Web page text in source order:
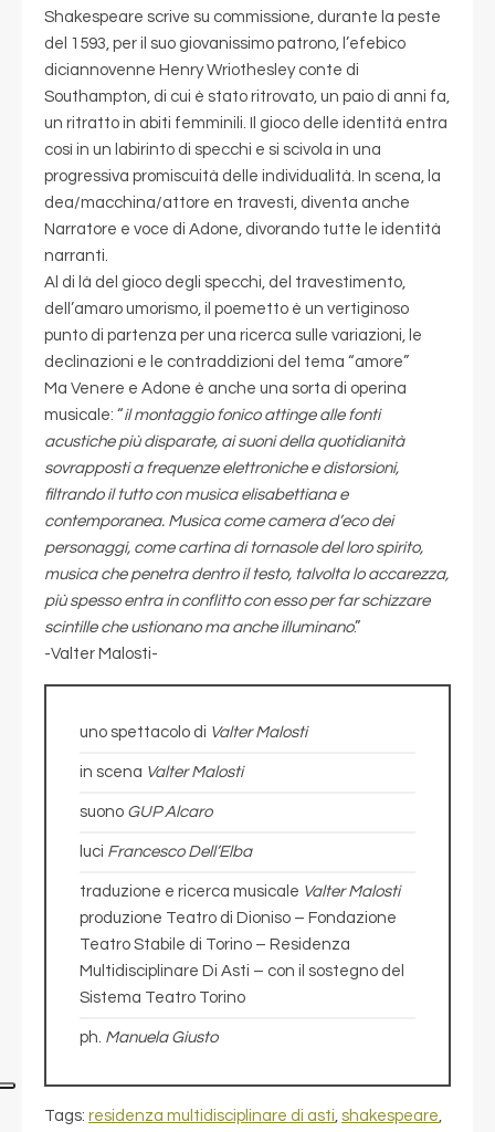
Shakespeare scrive su commissione, durante la peste
del 1593, per il suo giovanissimo patrono, l’efebico
diciannovenne Henry Wriothesley conte di
Southampton, di cui è stato ritrovato, un paio di anni fa,
un ritratto in abiti femminili. Il gioco delle identità entra
così in un labirinto di specchi e si scivola in una
progressiva promiscuità delle individualità. In scena, la
dea/macchina/attore en travesti, diventa anche
Narratore e voce di Adone, divorando tutte le identità
narranti.
Al di là del gioco degli specchi, del travestimento,
dell’amaro umorismo, il poemetto è un vertiginoso
punto di partenza per una ricerca sulle variazioni, le
declinazioni e le contraddizioni del tema “amore”
Ma Venere e Adone è anche una sorta di operina
musicale: “il montaggio fonico attinge alle fonti
acustiche più disparate, ai suoni della quotidianità
sovrapposti a frequenze elettroniche e distorsioni,
filtrando il tutto con musica elisabettiana e
contemporanea. Musica come camera d’eco dei
personaggi, come cartina di tornasole del loro spirito,
musica che penetra dentro il testo, talvolta lo accarezza,
più spesso entra in conflitto con esso per far schizzare
scintille che ustionano ma anche illuminano.”
-Valter Malosti-
uno spettacolo di Valter Malosti
in scena Valter Malosti
suono GUP Alcaro
luci Francesco Dell’Elba
traduzione e ricerca musicale Valter Malosti
produzione Teatro di Dioniso – Fondazione
Teatro Stabile di Torino – Residenza
Multidisciplinare Di Asti – con il sostegno del
Sistema Teatro Torino
ph. Manuela Giusto
Tags: residenza multidisciplinare di asti shakespeare